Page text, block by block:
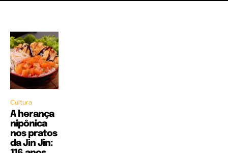
Cultura
A herança
nipônica
nos pratos
da Jin Jin: